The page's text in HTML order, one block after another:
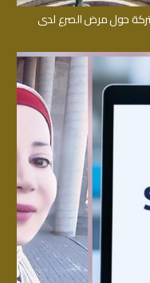
حول مرض الصرع لدى